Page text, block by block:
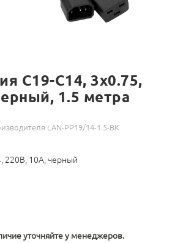
C19-C14, 3х0.75,
1.5 метра
LAN-PP19/14-1.5-BK
220В, 10А, черный
уточняйте у менеджеров.